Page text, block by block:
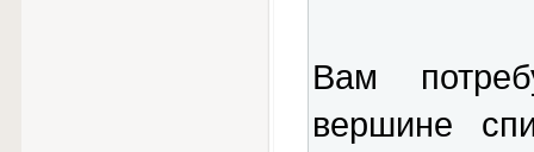
Вам
вершине